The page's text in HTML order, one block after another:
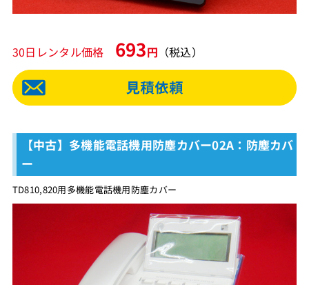
30日レンタル価格 693円 （税込）
【中古】多機能電話機用防塵カバー02A：防塵カバ
ー
TD810,820用多機能電話機用防塵カバー